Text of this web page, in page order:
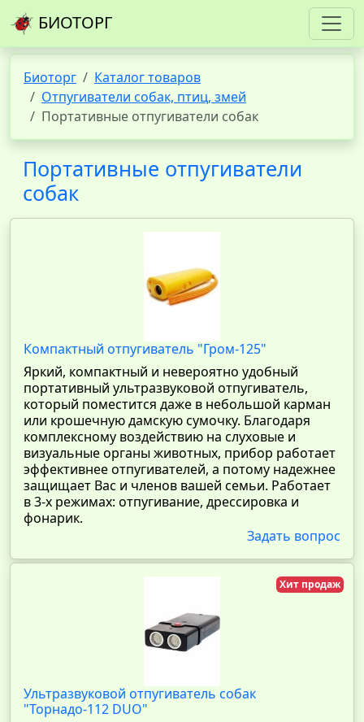
БИОТОРГ
Биоторг
Каталог товаров
Отпугиватели собак, птиц, змей
Портативные отпугиватели собак
Портативные отпугиватели
собак
Компактный отпугиватель "Гром-125"
Яркий, компактный и невероятно удобный
портативный ультразвуковой отпугиватель,
который поместится даже в небольшой карман
или крошечную дамскую сумочку. Благодаря
комплексному воздействию на слуховые и
визуальные органы животных, прибор работает
эффективнее отпугивателей, а потому надежнее
защищает Вас и членов вашей семьи. Работает
в 3-х режимах: отпугивание, дрессировка и
фонарик.
Задать вопрос
Хит продаж
Ультразвуковой отпугиватель собак
"Торнадо-112 DUO"